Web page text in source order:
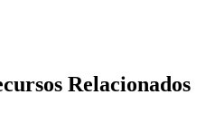
Relacionados